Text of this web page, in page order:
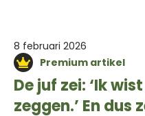
8 februari 2026
Premium artikel
De juf zei: ‘Ik
zeggen.’ En dus